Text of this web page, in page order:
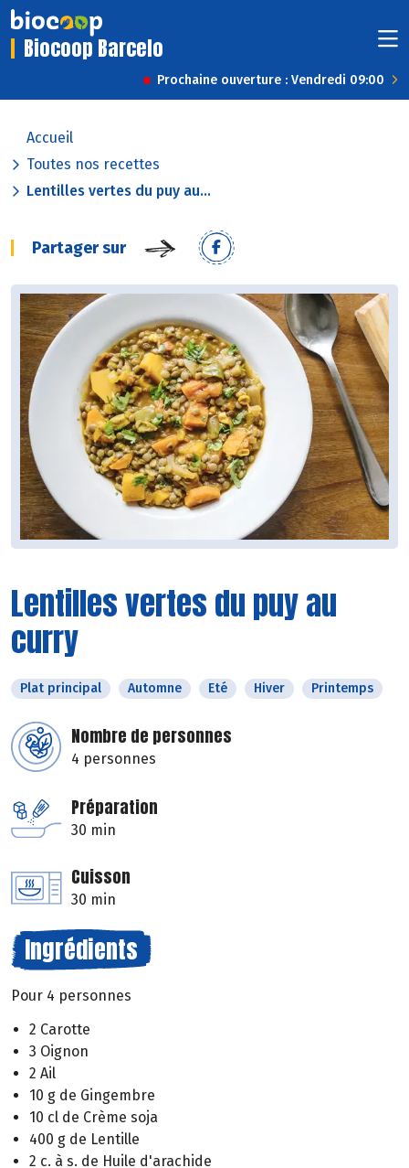
Biocoop Barcelo
Prochaine ouverture : Vendredi 09:00
Accueil
Toutes nos recettes
Lentilles vertes du puy au...
Partager sur
Lentilles vertes du puy au
curry
Plat principal Automne Eté Hiver Printemps
Nombre de personnes
4 personnes
Préparation
30 min
Cuisson
30 min
Ingrédients
Pour 4 personnes
2 Carotte
3 Oignon
2 Ail
10 g de Gingembre
10 cl de Crème soja
400 g de Lentille
2 c. à s. de Huile d'arachide